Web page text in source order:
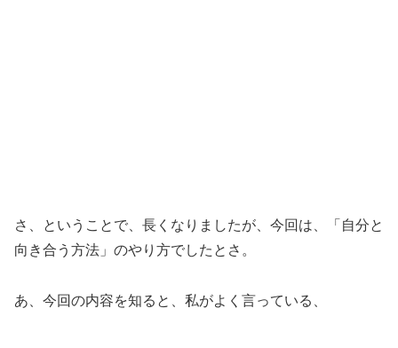
さ、ということで、長くなりましたが、今回は、「自分と
向き合う方法」のやり方でしたとさ。
あ、今回の内容を知ると、私がよく言っている、